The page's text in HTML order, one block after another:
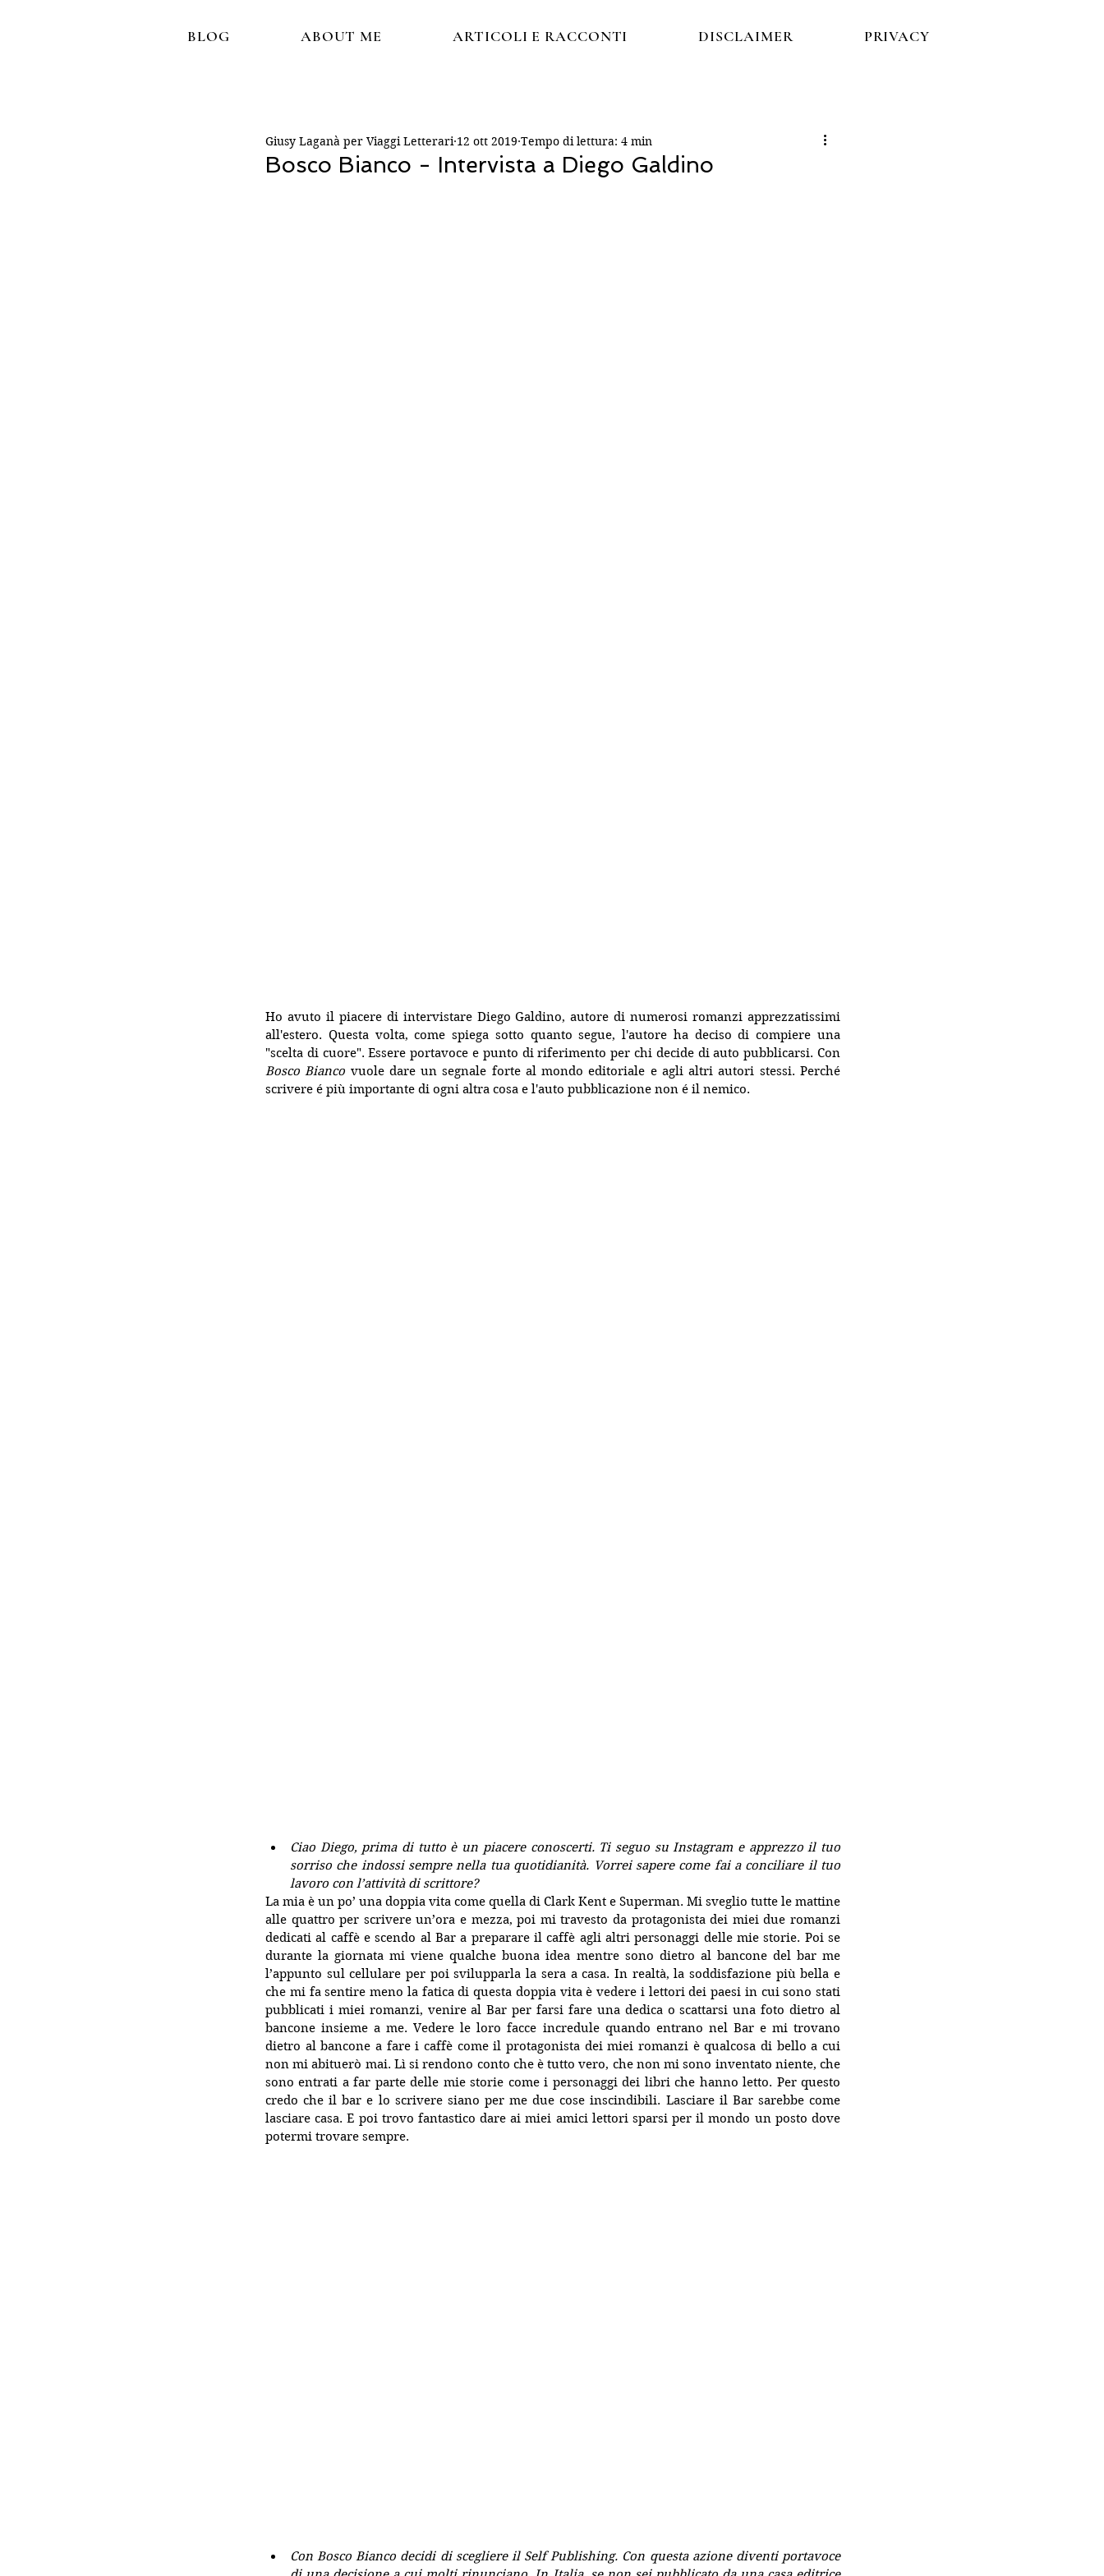
BLOG ABOUT ME ARTICOLI E RACCONTI DISCLAIMER PRIVACY
Bosco Bianco - Intervista a Diego Galdino
Giusy Laganà per Viaggi Letterari 12 ott 2019 Tempo di lettura: 4 min
Ho avuto il piacere di intervistare Diego Galdino, autore di numerosi romanzi apprezzatissimi
all'estero. Questa volta, come spiega sotto quanto segue, l'autore ha deciso di compiere una
Bosco Bianco vuole dare un segnale forte al mondo editoriale e agli altri autori stessi. Perché
scrivere é più importante di ogni altra cosa e l'auto pubblicazione non é il nemico.
Ciao Diego, prima di tutto è un piacere conoscerti. Ti seguo su Instagram e apprezzo il tuo
sorriso che indossi sempre nella tua quotidianità. Vorrei sapere come fai a conciliare il tuo
lavoro con l’attività di scrittore?
La mia è un po’ una doppia vita come quella di Clark Kent e Superman. Mi sveglio tutte le mattine
alle quattro per scrivere un’ora e mezza, poi mi travesto da protagonista dei miei due romanzi
dedicati al caffè e scendo al Bar a preparare il caffè agli altri personaggi delle mie storie. Poi se
durante la giornata mi viene qualche buona idea mentre sono dietro al bancone del bar me
l’appunto sul cellulare per poi svilupparla la sera a casa. In realtà, la soddisfazione più bella e
che mi fa sentire meno la fatica di questa doppia vita è vedere i lettori dei paesi in cui sono stati
pubblicati i miei romanzi, venire al Bar per farsi fare una dedica o scattarsi una foto dietro al
bancone insieme a me. Vedere le loro facce incredule quando entrano nel Bar e mi trovano
dietro al bancone a fare i caffè come il protagonista dei miei romanzi è qualcosa di bello a cui
non mi abituerò mai. Lì si rendono conto che è tutto vero, che non mi sono inventato niente, che
sono entrati a far parte delle mie storie come i personaggi dei libri che hanno letto. Per questo
credo che il bar e lo scrivere siano per me due cose inscindibili. Lasciare il Bar sarebbe come
lasciare casa. E poi trovo fantastico dare ai miei amici lettori sparsi per il mondo un posto dove
potermi trovare sempre.
Con Bosco Bianco decidi di scegliere il Self Publishing. Con questa azione diventi portavoce